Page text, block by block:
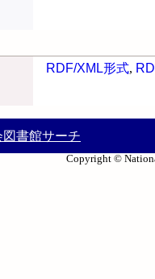
RDF/XML形式,
図書館サーチ
Copyright ©